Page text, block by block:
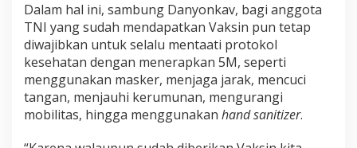
Dalam hal ini, sambung Danyonkav, bagi anggota
TNI yang sudah mendapatkan Vaksin pun tetap
diwajibkan untuk selalu mentaati protokol
kesehatan dengan menerapkan 5M, seperti
menggunakan masker, menjaga jarak, mencuci
tangan, menjauhi kerumunan, mengurangi
mobilitas, hingga menggunakan hand sanitizer.